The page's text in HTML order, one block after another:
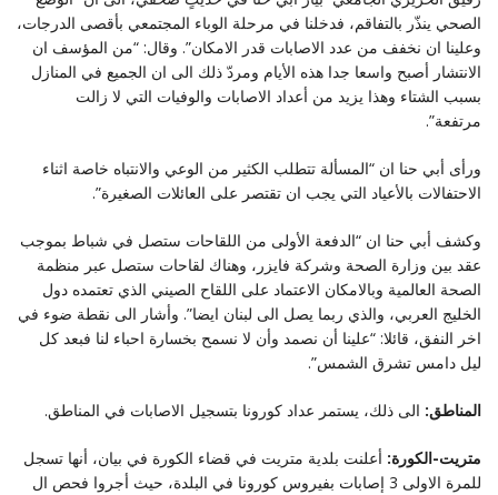
الصحي ينذّر بالتفاقم، فدخلنا في مرحلة الوباء المجتمعي بأقصى الدرجات،
وعلينا ان نخفف من عدد الاصابات قدر الامكان”. وقال: “من المؤسف ان
الانتشار أصبح واسعا جدا هذه الأيام ومردّ ذلك الى ان الجميع في المنازل
بسبب الشتاء وهذا يزيد من أعداد الاصابات والوفيات التي لا زالت
مرتفعة”.
ورأى أبي حنا ان “المسألة تتطلب الكثير من الوعي والانتباه خاصة اثناء
الاحتفالات بالأعياد التي يجب ان تقتصر على العائلات الصغيرة”.
وكشف أبي حنا ان “الدفعة الأولى من اللقاحات ستصل في شباط بموجب
عقد بين وزارة الصحة وشركة فايزر، وهناك لقاحات ستصل عبر منظمة
الصحة العالمية وبالامكان الاعتماد على اللقاح الصيني الذي تعتمده دول
الخليج العربي، والذي ربما يصل الى لبنان ايضا”. وأشار الى نقطة ضوء في
اخر النفق، قائلا: “علينا أن نصمد وأن لا نسمح بخسارة احباء لنا فبعد كل
ليل دامس تشرق الشمس”.
المناطق: الى ذلك، يستمر عداد كورونا بتسجيل الاصابات في المناطق.
متريت-الكورة: أعلنت بلدية متريت في قضاء الكورة في بيان، أنها تسجل
للمرة الاولى 3 إصابات بفيروس كورونا في البلدة، حيث أجروا فحص ال